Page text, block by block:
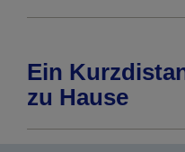
Ein
zu Hause